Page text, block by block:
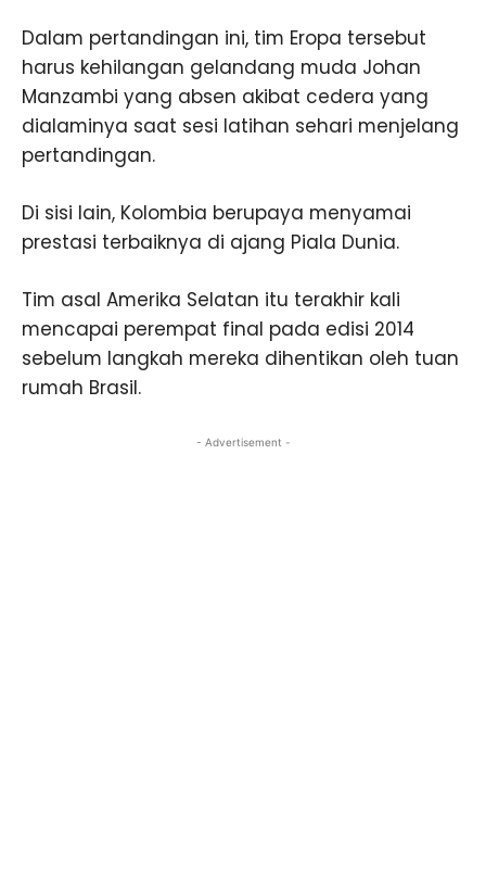
Dalam pertandingan ini, tim Eropa tersebut
harus kehilangan gelandang muda Johan
Manzambi yang absen akibat cedera yang
dialaminya saat sesi latihan sehari menjelang
pertandingan.
Di sisi lain, Kolombia berupaya menyamai
prestasi terbaiknya di ajang Piala Dunia.
Tim asal Amerika Selatan itu terakhir kali
mencapai perempat final pada edisi 2014
sebelum langkah mereka dihentikan oleh tuan
rumah Brasil.
- Advertisement -